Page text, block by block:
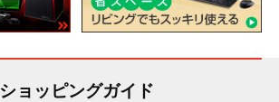
ショッピングガイド